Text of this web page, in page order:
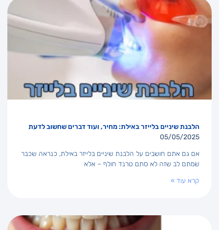
הלבנת שיניים בלייזר באילת: מחיר, ועוד דברים שחשוב לדעת
05/05/2025
אם גם אתם חושבים על הלבנת שיניים בלייזר באילת, כנראה שכבר
שמתם לב שזה לא סתם טרנד חולף – אלא
קרא עוד »